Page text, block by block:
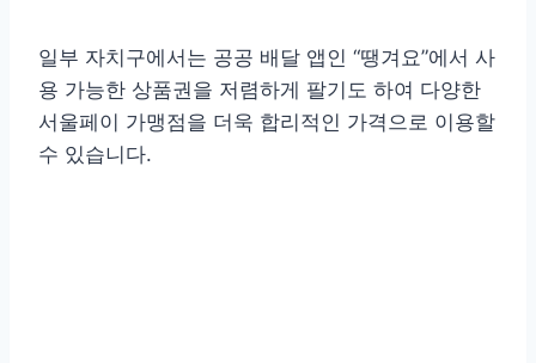
일부 자치구에서는 공공 배달 앱인 “땡겨요”에서 사
용 가능한 상품권을 저렴하게 팔기도 하여 다양한
서울페이 가맹점을 더욱 합리적인 가격으로 이용할
수 있습니다.